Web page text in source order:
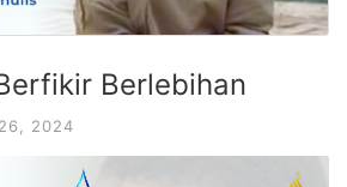
Berlebihan
2024